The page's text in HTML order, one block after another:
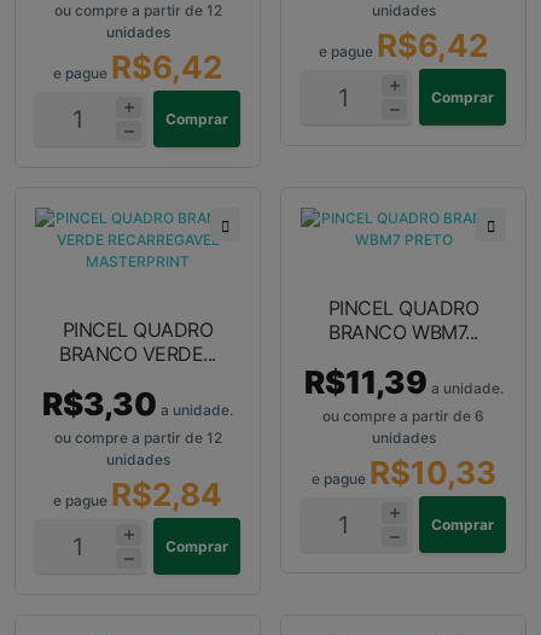
ou compre a partir de 12
unidades
e pague R$6,42
Comprar
unidades
e pague R$6,42
Comprar
PINCEL QUADRO
BRANCO VERDE...
R$3,30 a unidade.
ou compre a partir de 12
unidades
e pague R$2,84
Comprar
PINCEL QUADRO
BRANCO WBM7...
R$11,39 a unidade.
ou compre a partir de 6
unidades
e pague R$10,33
Comprar